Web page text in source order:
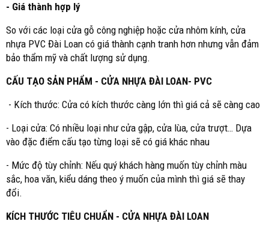
- Giá thành hợp lý
So với các loại cửa gỗ công nghiệp hoặc cửa nhôm kính, cửa
nhựa PVC Đài Loan có giá thành cạnh tranh hơn nhưng vẫn đảm
bảo thẩm mỹ và chất lượng sử dụng.
CẤU TẠO SẢN PHẨM - CỬA NHỰA ĐÀI LOAN- PVC
- Kích thước: Cửa có kích thước càng lớn thì giá cả sẽ càng cao
- Loại cửa: Có nhiều loại như cửa gập, cửa lùa, cửa trượt… Dựa
vào đặc điểm cấu tạo từng loại sẽ có giá khác nhau
- Mức độ tùy chỉnh: Nếu quý khách hàng muốn tùy chỉnh màu
sắc, hoa văn, kiểu dáng theo ý muốn của mình thì giá sẽ thay
đổi.
KÍCH THƯỚC TIÊU CHUẨN - CỬA NHỰA ĐÀI LOAN